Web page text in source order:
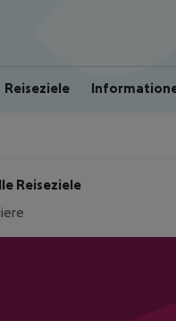
Reiseziele
Reiseziele